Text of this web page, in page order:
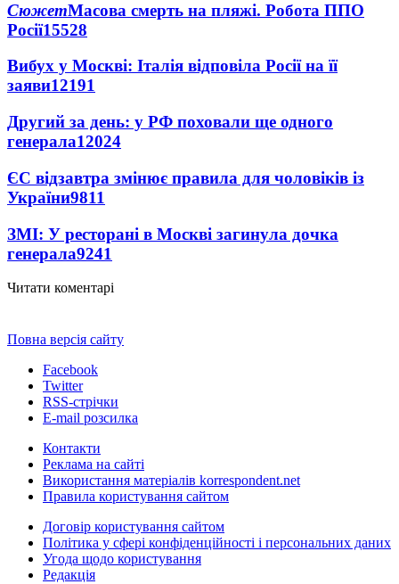
СюжетМасова смерть на пляжі. Робота ППО
Росії15528
Вибух у Москві: Італія відповіла Росії на її
заяви12191
Другий за день: у РФ поховали ще одного
генерала12024
ЄС відзавтра змінює правила для чоловіків із
України9811
ЗМІ: У ресторані в Москві загинула дочка
генерала9241
Читати коментарі
Повна версія сайту
Facebook
Twitter
RSS-стрічки
E-mail розсилка
Контакти
Реклама на сайті
Використання матеріалів korrespondent.net
Правила користування сайтом
Договір користування сайтом
Політика у сфері конфіденційності і персональних даних
Угода щодо користування
Редакція